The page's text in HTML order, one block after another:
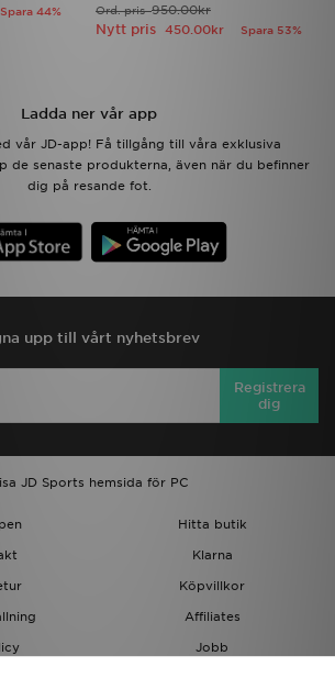
Spara 44% Ord. pris950.00kr
Nytt pris 450.00kr Spara 53%
Ladda ner vår app
vår JD-app! Få tillgång till våra exklusiva
de senaste produkterna, även när du befinner
dig på resande fot.
upp till vårt nyhetsbrev
Registrera
dig
JD Sports hemsida för PC
Hitta butik
Klarna
Köpvillkor
Affiliates
Jobb